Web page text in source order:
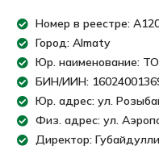
Номер в реестре:
Город: Almaty
Юр. наименование:
БИН/ИИН:
Юр. адрес: ул.
Физ. адрес: ул.
Директор: